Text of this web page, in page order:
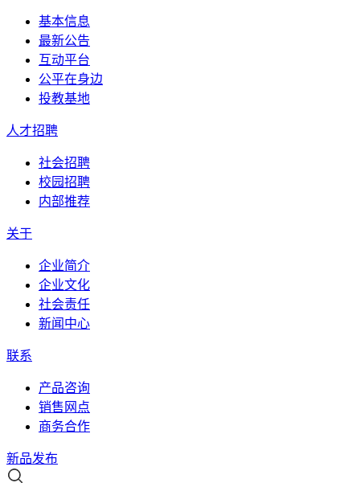
基本信息
最新公告
互动平台
公平在身边
投教基地
人才招聘
社会招聘
校园招聘
内部推荐
关于
企业简介
企业文化
社会责任
新闻中心
联系
产品咨询
销售网点
商务合作
新品发布